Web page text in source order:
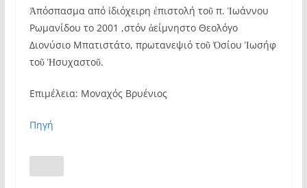
Ἀπόσπασμα από ἰδιόχειρη ἐπιστολή τοῦ π. Ἰωάννου
Ρωμανίδου το 2001 ,στόν ἀείμνηστο Θεολόγο
Διονύσιο Μπατιστάτο, πρωτανεψιό τοῦ Ὁσίου Ἰωσήφ
τοῦ Ἡσυχαστοῦ.
Eπιμέλεια: Μοναχός Βρυένιος
Πηγή